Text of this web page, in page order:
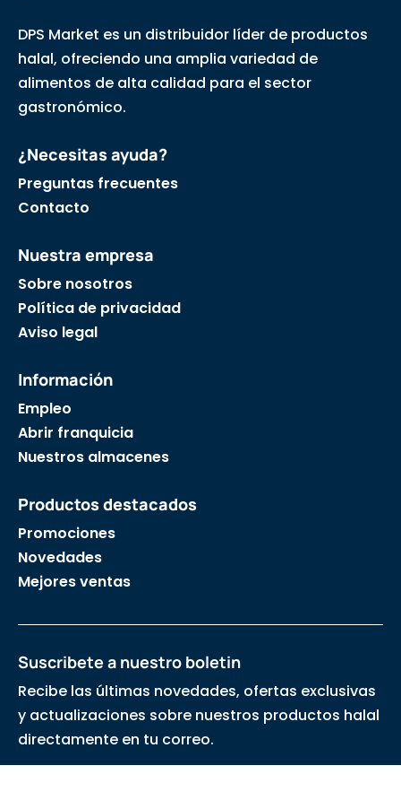
DPS Market es un distribuidor líder de productos
halal, ofreciendo una amplia variedad de
alimentos de alta calidad para el sector
gastronómico.
¿Necesitas ayuda?
Preguntas frecuentes
Contacto
Nuestra empresa
Sobre nosotros
Política de privacidad
Aviso legal
Información
Empleo
Abrir franquicia
Nuestros almacenes
Productos destacados
Promociones
Novedades
Mejores ventas
Suscribete a nuestro boletin
Recibe las últimas novedades, ofertas exclusivas
y actualizaciones sobre nuestros productos halal
directamente en tu correo.